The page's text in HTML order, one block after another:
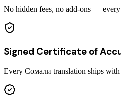
No hidden fees, no add-ons —
Signed Certificate of
Every Сомали translation ships